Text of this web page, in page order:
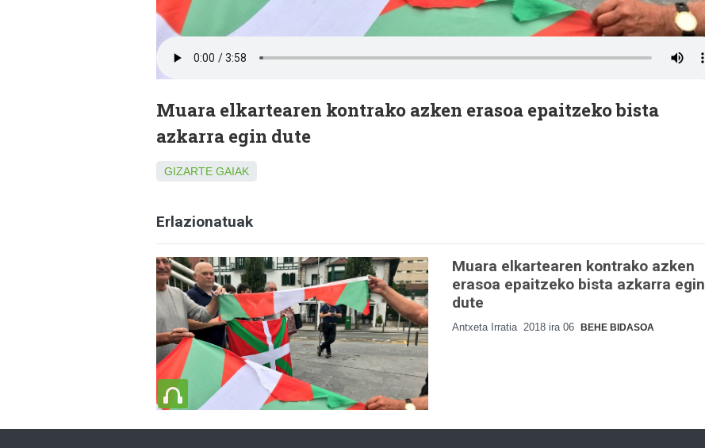
Muara elkartearen kontrako azken erasoa epaitzeko bista
azkarra egin dute
GIZARTE GAIAK
Erlazionatuak
Muara elkartearen kontrako azken
erasoa epaitzeko bista azkarra egin
dute
Antxeta Irratia 2018 ira 06 BEHE BIDASOA